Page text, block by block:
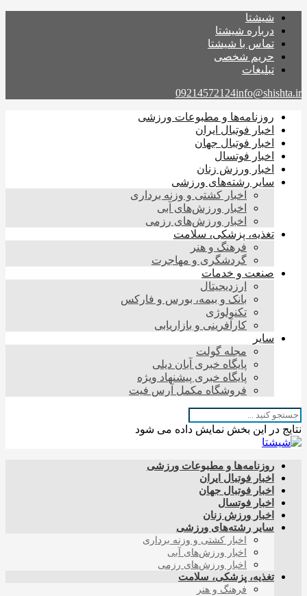
شیشتا
درباره شیشتا
تماس با شیشتا
حریم شخصی
تبلیغات
09214572124info@shishta.ir
روزنامه‌ها و مطبوعات ورزشی
اخبار فوتبال ایران
اخبار فوتبال جهان
اخبار فوتسال
اخبار ورزش زنان
سایر رشته‌های ورزشی
اخبار کشتی و وزنه برداری
اخبار ورزش‌های آبی
اخبار ورزش‌های رزمی
تغذیه، پزشکی، سلامت
فرهنگ و هنر
گردشگری و مهاجرت
صنعت و خدمات
ارزدیجیتال
بانک و بیمه، بورس و فارکس
تکنولوژی
کارآفرینی و بازاریابی
سایر
مجله گولت
پایگاه خبری آبان دیلی
پایگاه خبری پیشنهاد ویژه
فروشگاه مکمل آرس فیت
نتایج در این بخش نمایش داده می شود
روزنامه‌ها و مطبوعات ورزشی
اخبار فوتبال ایران
اخبار فوتبال جهان
اخبار فوتسال
اخبار ورزش زنان
سایر رشته‌های ورزشی
اخبار کشتی و وزنه برداری
اخبار ورزش‌های آبی
اخبار ورزش‌های رزمی
تغذیه، پزشکی، سلامت
فرهنگ و هنر